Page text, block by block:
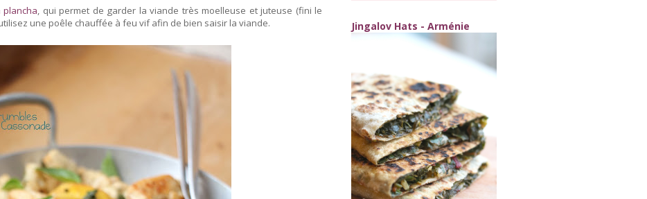
plancha, qui permet de garder la viande très moelleuse et juteuse (fini le
une poêle chauffée à feu vif afin de bien saisir la viande.
Jingalov Hats - Arménie